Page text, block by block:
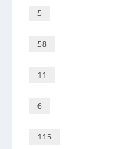
5
58
11
6
115